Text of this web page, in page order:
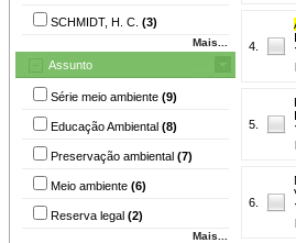
SCHMIDT, H. C. (3)
Mais...
Assunto
Série meio ambiente (9)
Educação Ambiental (8)
Preservação ambiental (7)
Meio ambiente (6)
Reserva legal (2)
Mais...
4.
5.
6.